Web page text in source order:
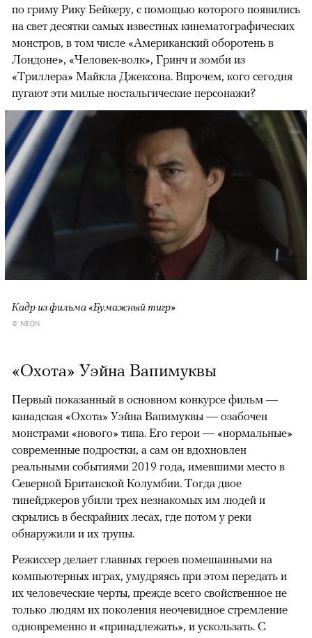
по гриму Рику Бейкеру, с помощью которого появились
на свет десятки самых известных кинематографических
монстров, в том числе «Американский оборотень в
Лондоне», «Человек-волк», Гринч и зомби из
«Триллера» Майкла Джексона. Впрочем, кого сегодня
пугают эти милые ностальгические персонажи?
Кадр из фильма «Бумажный тигр»
© NEON
«Охота» Уэйна Вапимуквы
Первый показанный в основном конкурсе фильм —
канадская «Охота» Уэйна Вапимуквы — озабочен
монстрами «нового» типа. Его герои — «нормальные»
современные подростки, а сам он вдохновлен
реальными событиями 2019 года, имевшими место в
Северной Британской Колумбии. Тогда двое
тинейджеров убили трех незнакомых им людей и
скрылись в бескрайних лесах, где потом у реки
обнаружили и их трупы.
Режиссер делает главных героев помешанными на
компьютерных играх, умудряясь при этом передать и
их человеческие черты, прежде всего свойственное не
только людям их поколения неочевидное стремление
одновременно и «принадлежать», и ускользать. С